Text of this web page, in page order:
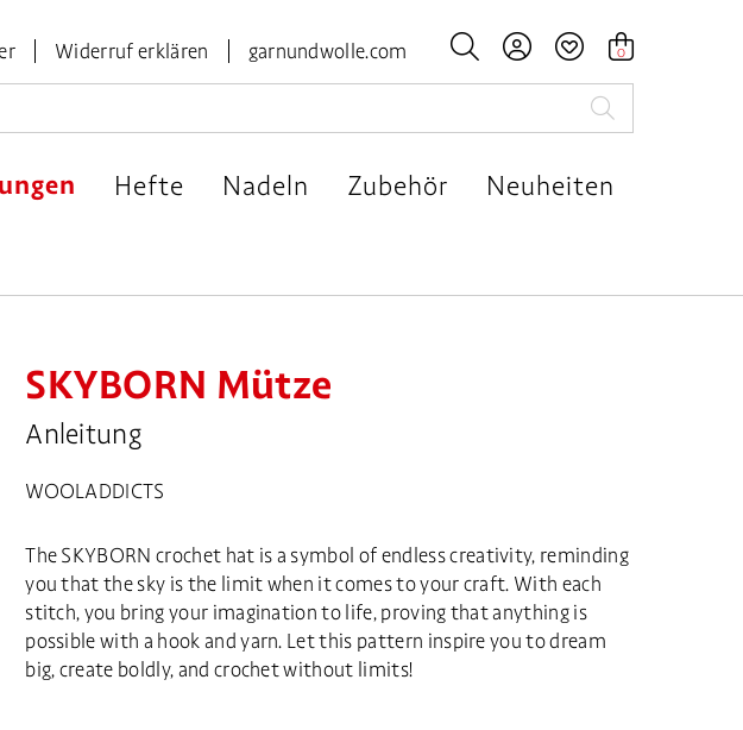
Widerruf erklären garnundwolle.com    0

Hefte Nadeln Zubehör Neuheiten
SKYBORN Mütze
Anleitung
WOOLADDICTS
The SKYBORN crochet hat is a symbol of endless creativity, reminding
you that the sky is the limit when it comes to your craft. With each
stitch, you bring your imagination to life, proving that anything is
possible with a hook and yarn. Let this pattern inspire you to dream
big, create boldly, and crochet without limits!